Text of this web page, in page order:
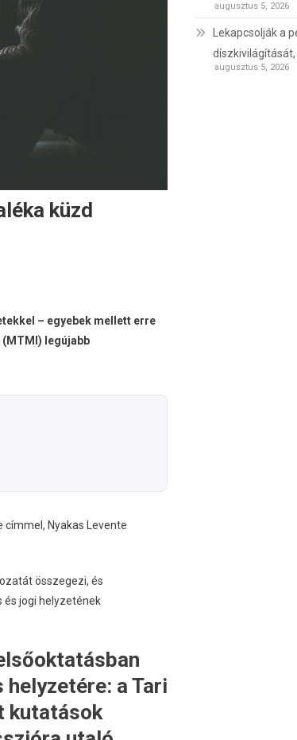
küzd
– egyebek mellett erre
legújabb
Nyakas Levente
összegezi, és
és jogi helyzetének
a Tari
kutatások
augusztus 5, 2026
Lekapcsolják a
augusztus 5, 2026